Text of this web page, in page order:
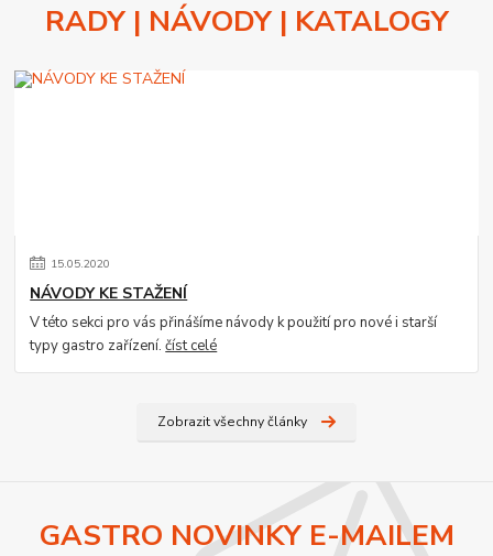
RADY | NÁVODY | KATALOGY
15.05.2020
NÁVODY KE STAŽENÍ
V této sekci pro vás přinášíme návody k použití pro nové i starší
typy gastro zařízení.číst celé
Zobrazit všechny články
GASTRO NOVINKY E-MAILEM